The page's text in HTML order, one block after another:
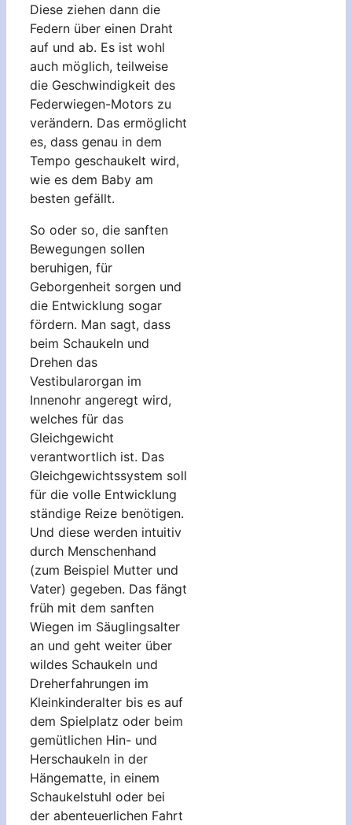
Diese ziehen dann die
Federn über einen Draht
auf und ab. Es ist wohl
auch möglich, teilweise
die Geschwindigkeit des
Federwiegen-Motors zu
verändern. Das ermöglicht
es, dass genau in dem
Tempo geschaukelt wird,
wie es dem Baby am
besten gefällt.
So oder so, die sanften
Bewegungen sollen
beruhigen, für
Geborgenheit sorgen und
die Entwicklung sogar
fördern. Man sagt, dass
beim Schaukeln und
Drehen das
Vestibularorgan im
Innenohr angeregt wird,
welches für das
Gleichgewicht
verantwortlich ist. Das
Gleichgewichtssystem soll
für die volle Entwicklung
ständige Reize benötigen.
Und diese werden intuitiv
durch Menschenhand
(zum Beispiel Mutter und
Vater) gegeben. Das fängt
früh mit dem sanften
Wiegen im Säuglingsalter
an und geht weiter über
wildes Schaukeln und
Dreherfahrungen im
Kleinkinderalter bis es auf
dem Spielplatz oder beim
gemütlichen Hin- und
Herschaukeln in der
Hängematte, in einem
Schaukelstuhl oder bei
der abenteuerlichen Fahrt